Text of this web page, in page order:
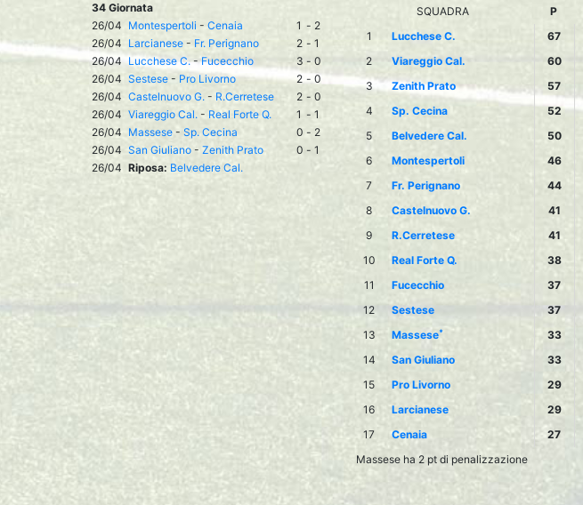
34 Giornata
26/04 Montespertoli - Cenaia 1 - 2
26/04 Larcianese - Fr. Perignano 2 - 1
26/04 Lucchese C.-Fucecchio 3 - 0
26/04 Sestese - Pro Livorno 2 - 0
26/04 Castelnuovo G. - R.Cerretese 2 - 0
26/04 Viareggio Cal. - Real Forte Q. 1 - 1
26/04 Massese - Sp. Cecina 0 - 2
26/04 San Giuliano - Zenith Prato 0 - 1
26/04 Riposa: Belvedere Cal.
SQUADRA P
1
Lucchese C. 67
2
Viareggio Cal. 60
3
Zenith Prato 57
4
Sp. Cecina 52
5
Belvedere Cal. 50
6
Montespertoli 46
7
Fr. Perignano 44
8
Castelnuovo G. 41
9
R.Cerretese 41
10
Real Forte Q. 38
11
Fucecchio 37
12
Sestese 37
13
Massese* 33
14
San Giuliano 33
15
Pro Livorno 29
16
Larcianese 29
17
Cenaia 27
Massese ha 2 pt di penalizzazione